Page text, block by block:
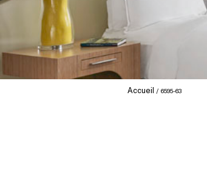
Accueil 6595-63